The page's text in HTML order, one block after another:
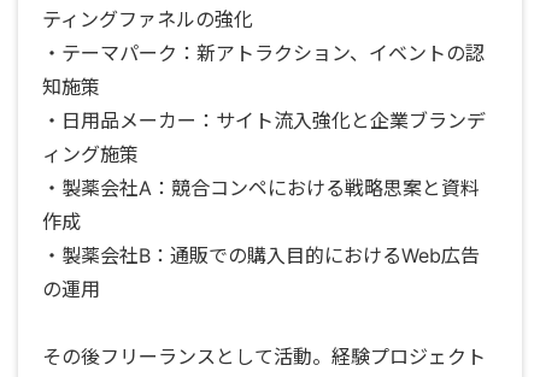
ティングファネルの強化
・テーマパーク：新アトラクション、イベントの認
知施策
・日用品メーカー：サイト流入強化と企業ブランデ
ィング施策
・製薬会社A：競合コンペにおける戦略思案と資料
作成
・製薬会社B：通販での購入目的におけるWeb広告
の運用
その後フリーランスとして活動。経験プロジェクト